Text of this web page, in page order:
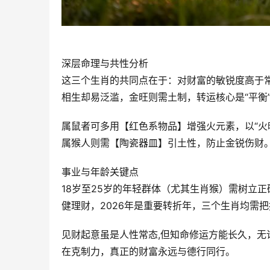
深层命理与共性分析
这三个生肖的共同点在于：对财富的敏锐度高
相生却易泛滥，金旺则需土制，转运核心是“
属鼠者可多用【红色系物品】增强火元素，以“
属猴人则需【陶瓷器皿】引土性，防止金锐伤
事业与年龄关键点
18岁至25岁的年轻群体（尤其生肖猴）需树立
健理财，2026年是重要转折年，三个生肖均需
见财起意虽是人性常态,但知命修运方能长久，
在克制力，真正的财富永远与德行同行。